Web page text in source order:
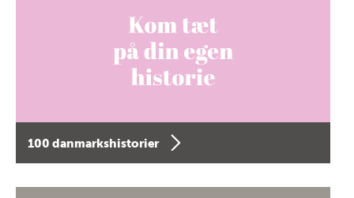
100 danmarkshistorier